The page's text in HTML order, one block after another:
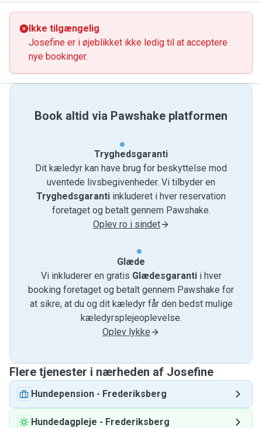
Ikke tilgængelig
Josefine er i øjeblikket ikke ledig til at acceptere
nye bookinger.
Book altid via Pawshake platformen
Tryghedsgaranti
Dit kæledyr kan have brug for beskyttelse mod
uventede livsbegivenheder. Vi tilbyder en
Tryghedsgaranti inkluderet i hver reservation
foretaget og betalt gennem Pawshake.
Oplev ro i sindet
Glæde
Vi inkluderer en gratis Glædesgarantii hver
booking foretaget og betalt gennem Pawshake for
at sikre, at du og dit kæledyr får den bedst mulige
kæledyrsplejeoplevelse.
Oplev lykke
Flere tjenester i nærheden af ​​Josefine
Hundepension - Frederiksberg
Hundedagpleje - Frederiksberg